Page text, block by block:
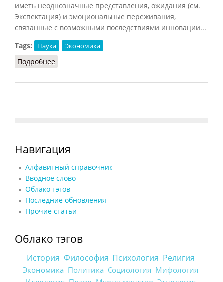
иметь неоднозначные представления, ожидания (см.
Экспектация) и эмоциональные переживания,
связанные с возможными последствиями инновации...
Tags:
Наука Экономика
Подробнее
Навигация
Алфавитный справочник
Вводное слово
Облако тэгов
Последние обновления
Прочие статьи
Облако тэгов
История Философия Психология Религия
Экономика Политика Социология Мифология